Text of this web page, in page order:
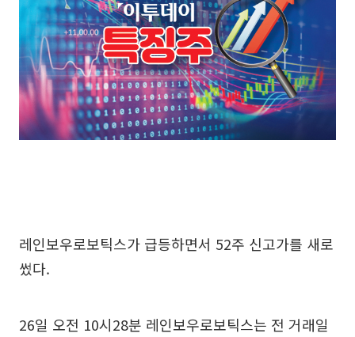
레인보우로보틱스가 급등하면서 52주 신고가를 새로
썼다.
26일 오전 10시28분 레인보우로보틱스는 전 거래일